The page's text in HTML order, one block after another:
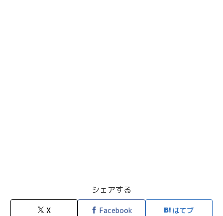
シェアする
X Facebook はてブ